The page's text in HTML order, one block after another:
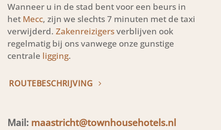
Wanneer u in de stad bent voor een beurs in
het Mecc, zijn we slechts 7 minuten met de taxi
verwijderd. Zakenreizigersverblijven ook
regelmatig bij ons vanwege onze gunstige
centrale ligging.
ROUTEBESCHRIJVING
Mail: maastricht@townhousehotels.nl